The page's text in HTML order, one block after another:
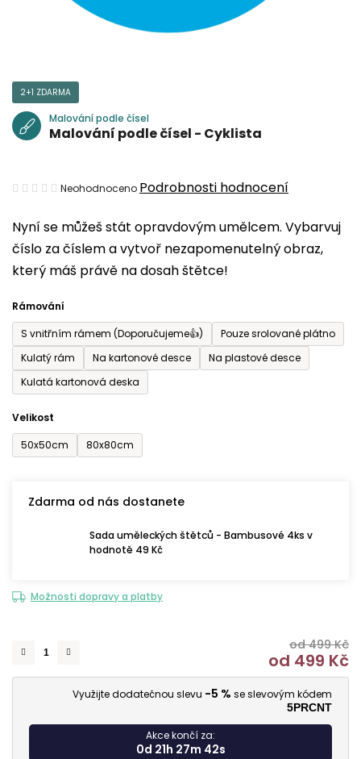
Nyní se můžeš stát opravdovým umělcem. Vybarvuj
číslo za číslem a vytvoř nezapomenutelný obraz,
který máš právě na dosah štětce!
Rámování
S vnitřním rámem (Doporučujeme👍)
Pouze srolované plátno
Kulatý rám
Na kartonové desce
Na plastové desce
Kulatá kartonová deska
Velikost
50x50cm
80x80cm
Zdarma od nás dostanete
Sada uměleckých štětců - Bambusové 4ks v
hodnotě 49 Kč
Možnosti dopravy a platby
od 499 Kč
od 499 Kč
Využijte dodatečnou slevu -5 % se slevovým kódem
5PRCNT
Akce končí za:
0d 21h 27m 41s
2+1 ZDARMA
Malování podle čísel
Malování podle čísel - Cyklista
Průměrné
produktu
je
0,0
5
hvězdiček.
Neohodnoceno Podrobnosti hodnocení